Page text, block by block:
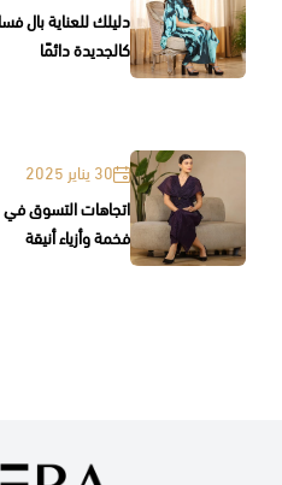
دليلك للعناية بال
كالجديدة دائمًا
30 يناير 2025
فخمة وأزياء أنيقة